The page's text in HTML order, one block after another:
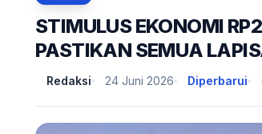
STIMULUS EKONOMI
PASTIKAN SEMUA
Redaksi 24 Juni 2026 Diperbarui